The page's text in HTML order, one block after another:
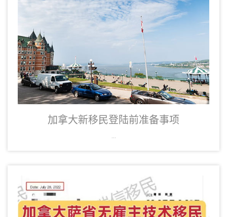
加拿大新移民登陆前准备事项